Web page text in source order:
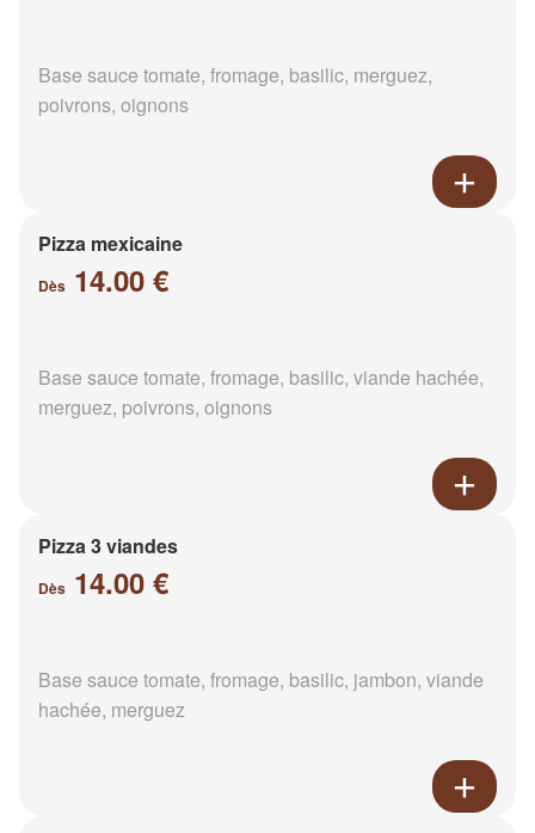
Base sauce tomate, fromage, basilic, merguez,
poivrons, oignons
Pizza mexicaine
Dès 14.00 €
Base sauce tomate, fromage, basilic, viande hachée,
merguez, poivrons, oignons
Pizza 3 viandes
Dès 14.00 €
Base sauce tomate, fromage, basilic, jambon, viande
hachée, merguez